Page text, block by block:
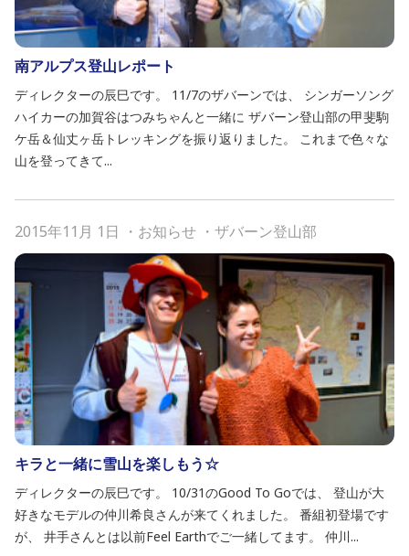
南アルプス登山レポート
ディレクターの辰巳です。 11/7のザバーンでは、 シンガーソング
ハイカーの加賀谷はつみちゃんと一緒に ザバーン登山部の甲斐駒
ケ岳＆仙丈ヶ岳トレッキングを振り返りました。 これまで色々な
山を登ってきて...
2015年11月 1日 ・ お知らせ ・ ザバーン登山部
キラと一緒に雪山を楽しもう☆
ディレクターの辰巳です。 10/31のGood To Goでは、 登山が大
好きなモデルの仲川希良さんが来てくれました。 番組初登場です
が、 井手さんとは以前Feel Earthでご一緒してます。 仲川...